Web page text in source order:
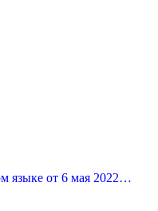
языке от 6 мая 2022…